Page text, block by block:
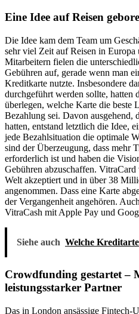
Eine Idee auf Reisen
Die Idee kam dem Team um
sehr viel Zeit auf Reisen in Europa
Mitarbeitern fielen die
Gebühren auf, gerade wenn man
Kreditkarte nutzte. Insbesondere
durchgeführt werden sollte, hatten
überlegen, welche Karte die beste
Bezahlung sei. Davon ausgehend,
hatten, entstand letztlich die Idee,
jede Bezahlsituation die optimale
sind der Überzeugung, dass mehr
erforderlich ist und haben die
Gebühren abzuschaffen.
Welt akzeptiert und in über 38
angenommen. Dass eine Karte
der Vergangenheit angehören.
VitraCash mit Apple Pay und
Siehe auch Welche
Crowdfunding gestartet –
leistungsstarker Partner
Das in London ansässige Fintech-